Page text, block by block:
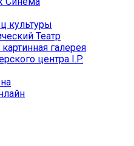
культуры
Театр
галерея
центра I.P.